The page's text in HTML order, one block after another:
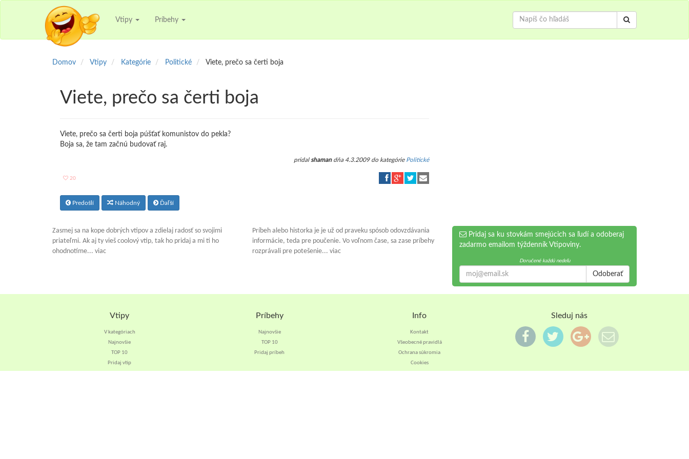
Vtipy Príbehy
Domov Vtipy Kategórie Politické Viete, prečo sa čerti boja
Viete, prečo sa čerti boja
Viete, prečo sa čerti boja púšťať komunistov do pekla?
Boja sa, že tam začnú budovať raj.
pridal shamandňa 4.3.2009 do kategórie Politické
20
Predošlí Náhodný Ďaľší
Zasmej sa na kope dobrých vtipov a zdielaj radosť so svojimi
priateľmi. Ak aj ty vieš coolový vtip, tak ho pridaj a mi ti ho
ohodnotíme... viac
Príbeh alebo historka je je už od praveku spósob odovzdávania
informácie, teda pre poučenie. Vo voľnom čase, sa zase príbehy
rozprávali pre potešenie... viac
Pridaj sa ku stovkám smejúcich sa ľudí a odoberaj
zadarmo emailom týždenník Vtipoviny.
Doručené každú nedeľu
Odoberať
Vtipy
V kategóriach
Najnovšie
TOP 10
Pridaj vtip
Príbehy
Najnovšie
TOP 10
Pridaj príbeh
Info
Kontakt
Všeobecné pravidlá
Ochrana súkromia
Cookies
Sleduj nás